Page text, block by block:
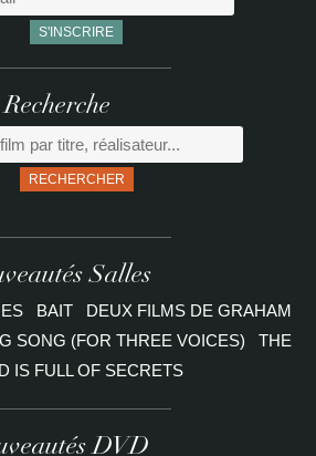
Recherche
RECHERCHER
Salles
BAIT
DEUX FILMS DE GRAHAM
SONG (FOR THREE VOICES)
THE
IS FULL OF SECRETS
DVD